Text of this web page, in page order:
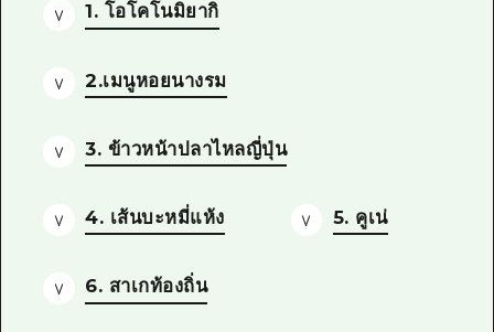
1. โอโคโนมิยากิ
2.เมนูหอยนางรม
3. ข้าวหน้าปลาไหลญี่ปุ่น
4. เส้นบะหมี่แห้ง 5. คูเน่
6. สาเกท้องถิ่น